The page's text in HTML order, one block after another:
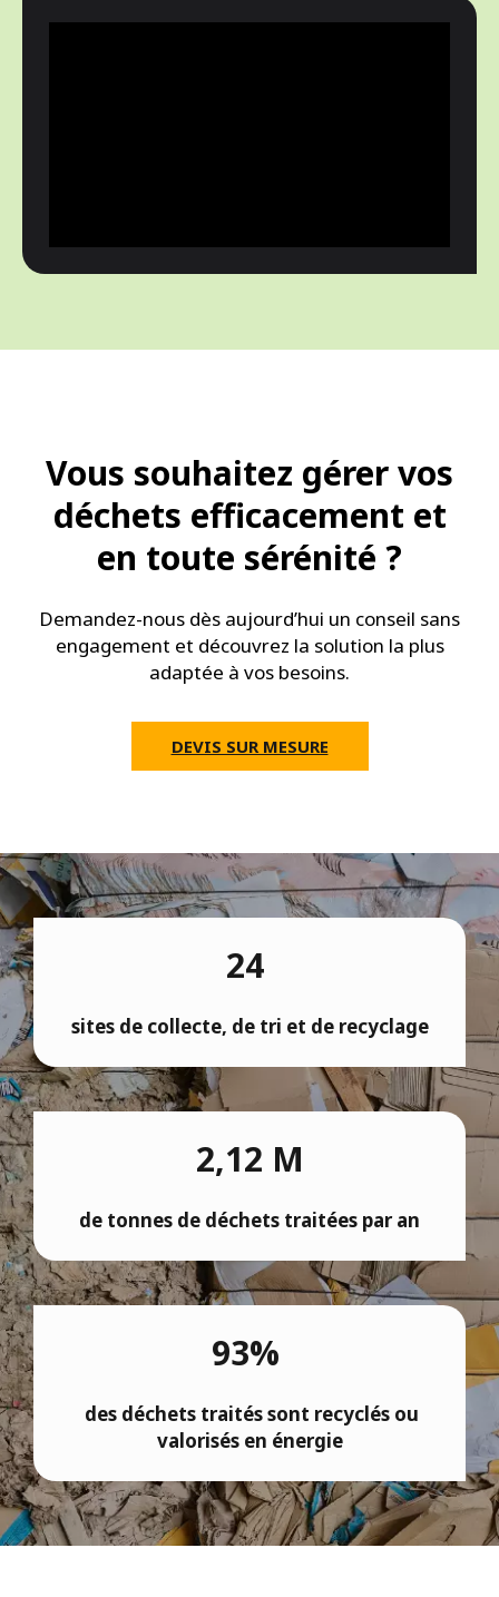
Vous souhaitez gérer vos
déchets efficacement et
en toute sérénité ?
Demandez-nous dès aujourd’hui un conseil sans
engagement et découvrez la solution la plus
adaptée à vos besoins.
DEVIS SUR MESURE
24
sites de collecte, de tri et de recyclage
2,12 M
de tonnes de déchets traitées par an
93%
des déchets traités sont recyclés ou
valorisés en énergie